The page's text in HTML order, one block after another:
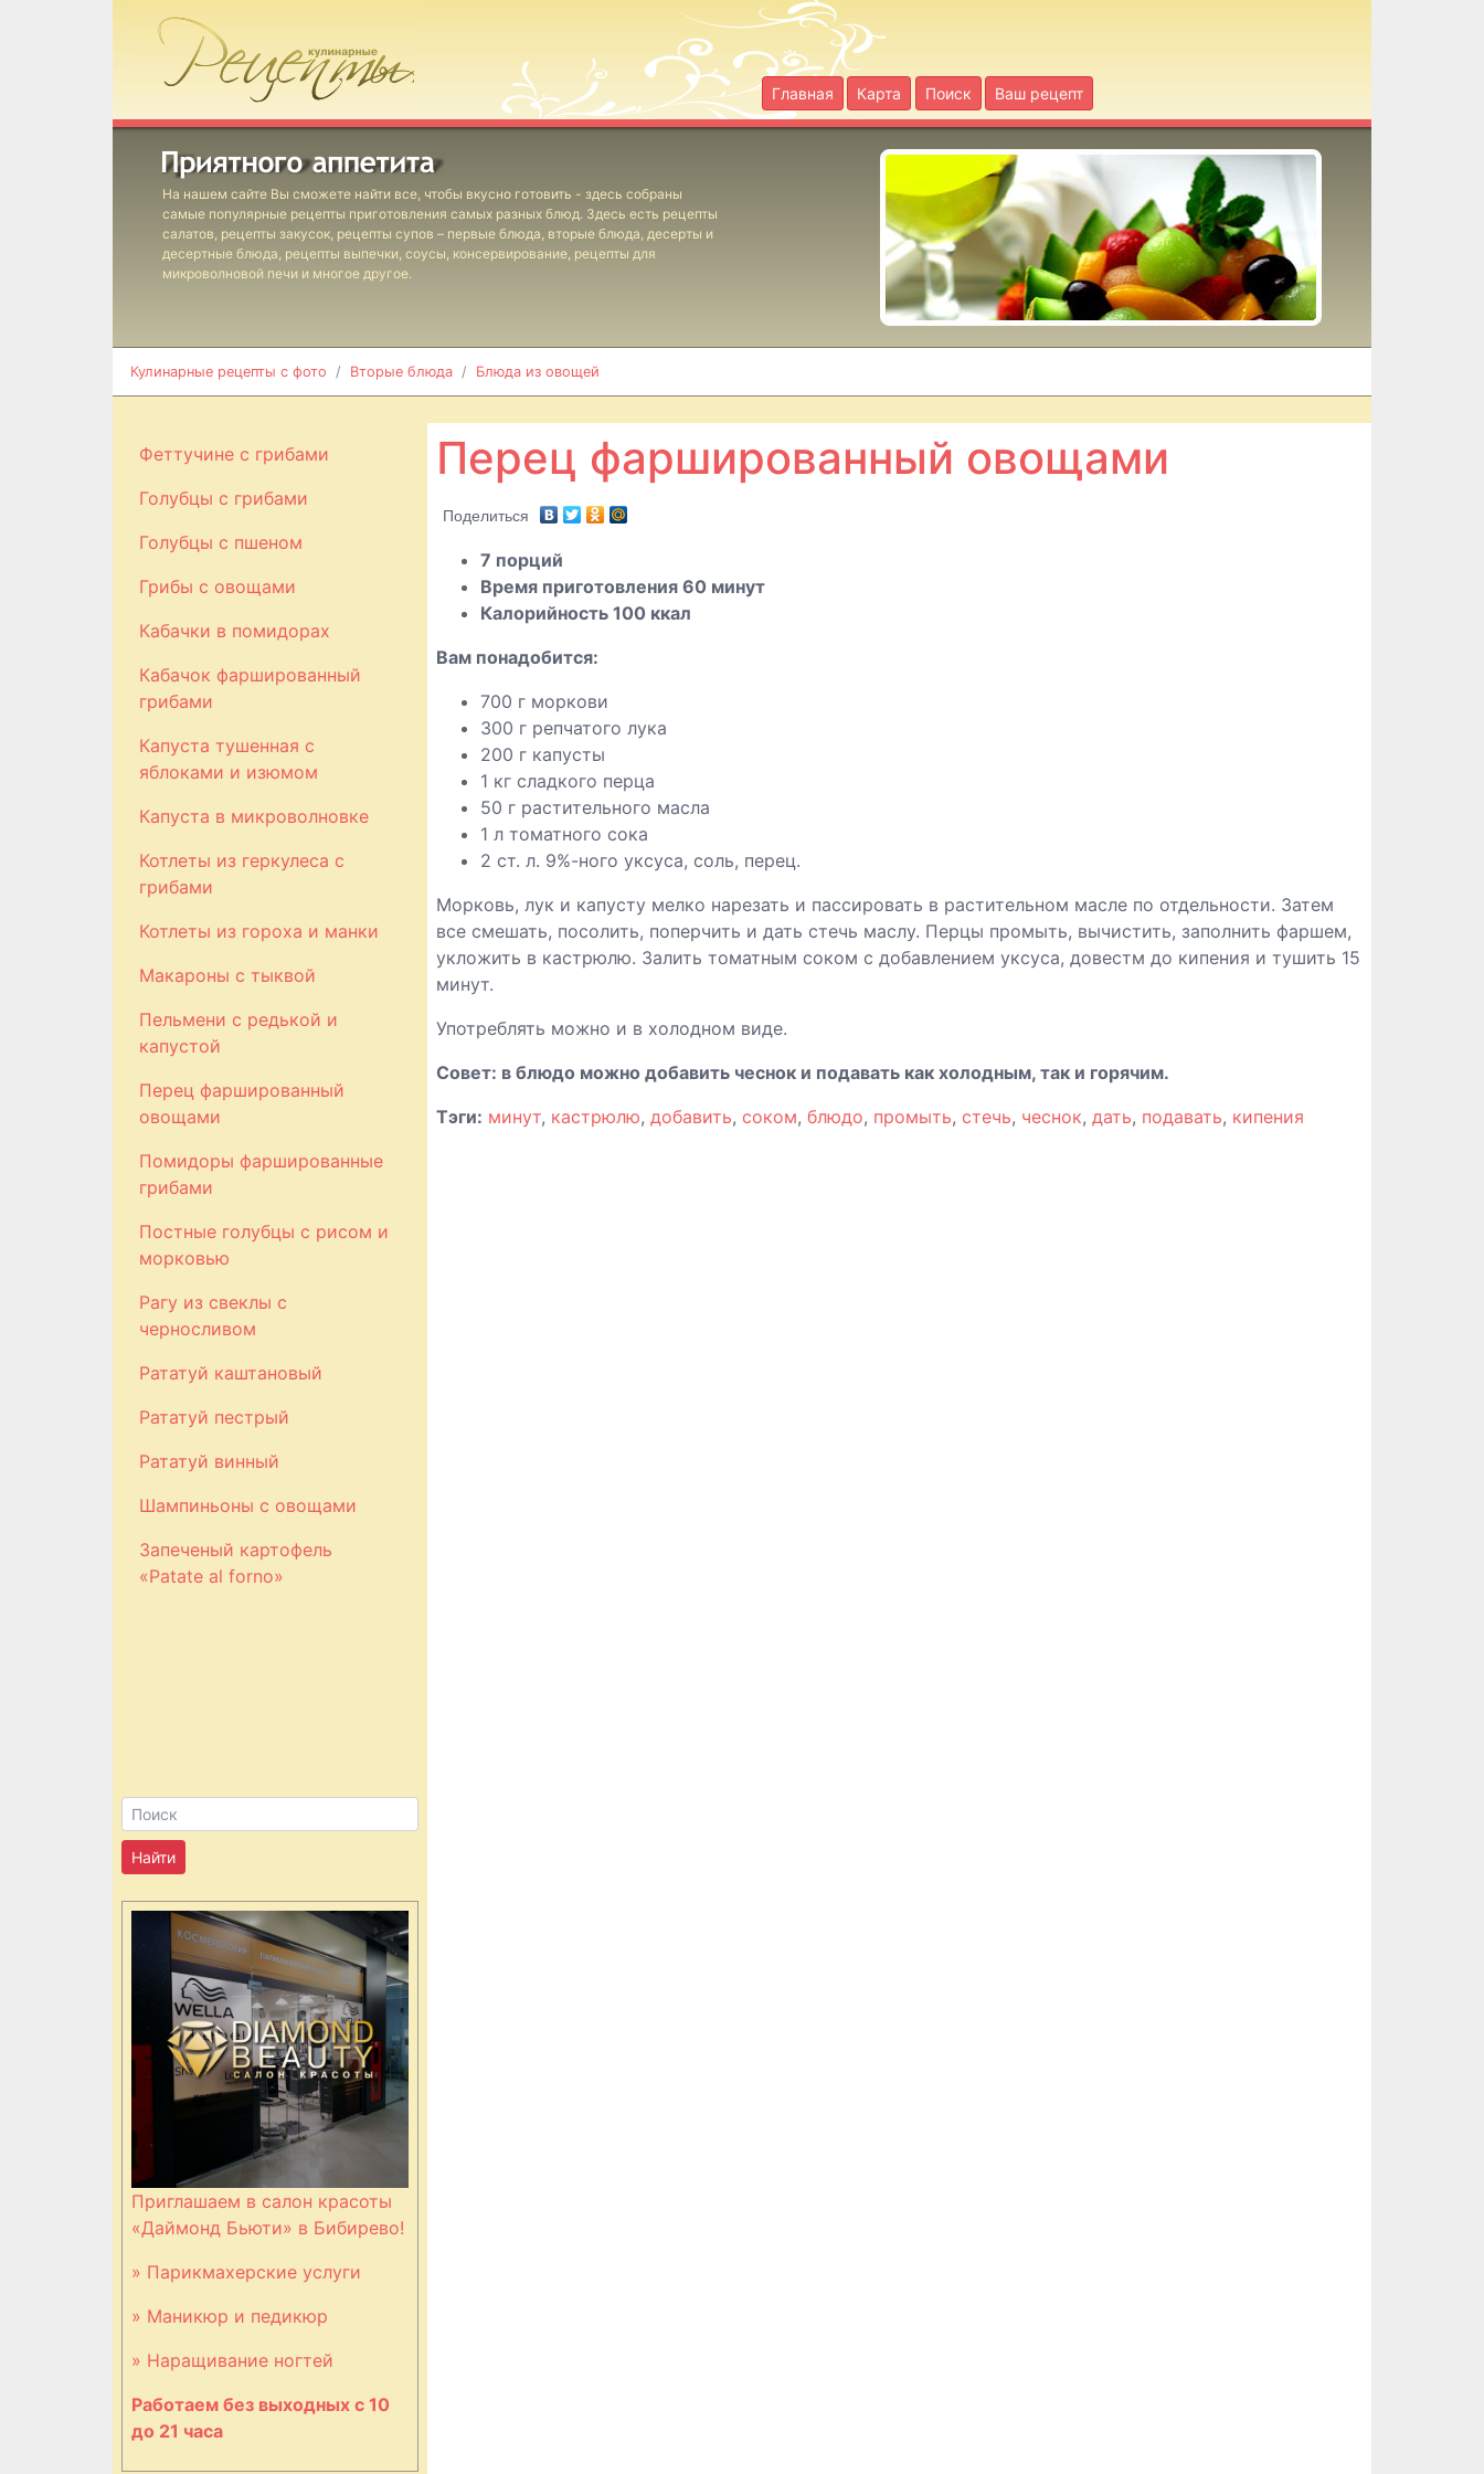
Главная Карта Поиск Ваш рецепт
На нашем сайте Вы сможете найти все, чтобы вкусно готовить - здесь собраны
самые популярные рецепты приготовления самых разных блюд. Здесь есть рецепты
салатов, рецепты закусок, рецепты супов – первые блюда, вторые блюда, десерты и
десертные блюда, рецепты выпечки, соусы, консервирование, рецепты для
микроволновой печи и многое другое.
Кулинарные рецепты с фото Вторые блюда Блюда из овощей
Феттучине с грибами
Голубцы с грибами
Голубцы с пшеном
Грибы с овощами
Кабачки в помидорах
Кабачок фаршированный
грибами
Капуста тушенная с
яблоками и изюмом
Капуста в микроволновке
Котлеты из геркулеса с
грибами
Котлеты из гороха и манки
Макароны с тыквой
Пельмени с редькой и
капустой
Перец фаршированный
овощами
Помидоры фаршированные
грибами
Постные голубцы с рисом и
морковью
Рагу из свеклы с
черносливом
Рататуй каштановый
Рататуй пестрый
Рататуй винный
Шампиньоны с овощами
Запеченый картофель
«Patate al forno»
Приглашаем в салон красоты
«Даймонд Бьюти» в Бибирево!
» Парикмахерские услуги
» Маникюр и педикюр
» Наращивание ногтей
Работаем без выходных с 10
до 21 часа
Перец фаршированный овощами
Поделиться
7 порций
Время приготовления 60 минут
Калорийность 100 ккал
Вам понадобится:
700 г моркови
300 г репчатого лука
200 г капусты
1 кг сладкого перца
50 г растительного масла
1 л томатного сока
2 ст. л. 9%-ного уксуса, соль, перец.
Морковь, лук и капусту мелко нарезать и пассировать в растительном масле по отдельности. Затем
все смешать, посолить, поперчить и дать стечь маслу. Перцы промыть, вычистить, заполнить фаршем,
укложить в кастрюлю. Залить томатным соком с добавлением уксуса, довестм до кипения и тушить 15
минут.
Употреблять можно и в холодном виде.
Совет: в блюдо можно добавить чеснок и подавать как холодным, так и горячим.
Тэги: минут, кастрюлю, добавить, соком, блюдо, промыть, стечь, чеснок, дать, подавать, кипения